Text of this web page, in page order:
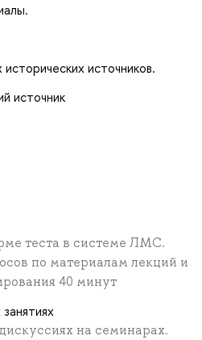
источников.
источник
теста в системе ЛМС.
по материалам лекций и
40 минут
на семинарах.